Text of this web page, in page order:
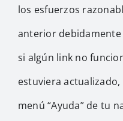
los esfuerzos
anterior debidamente
si algún link no
estuviera
menú “Ayuda” de tu